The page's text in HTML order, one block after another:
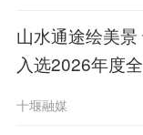
山水通途绘美
入选2026年度
十堰融媒